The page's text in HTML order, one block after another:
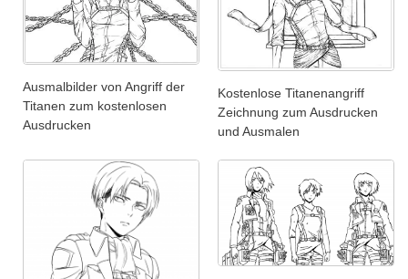
Ausmalbilder von Angriff der
Titanen zum kostenlosen
Ausdrucken
Kostenlose Titanenangriff
Zeichnung zum Ausdrucken
und Ausmalen